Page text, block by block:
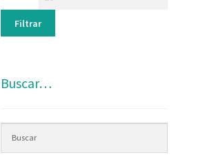
Filtrar
Buscar…